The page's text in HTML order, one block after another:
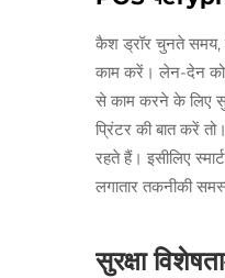
कैश ड्रॉर चुनते समय,
काम करें। लेन-देन को
से काम करने के लिए
प्रिंटर की बात करें
रहते हैं। इसीलिए
लगातार तकनीकी
सुरक्षा